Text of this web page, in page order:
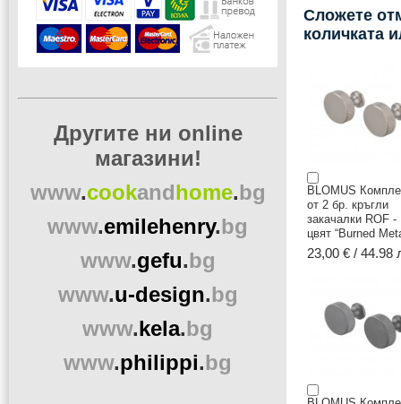
Сложете
количката
BLOMUS
от 2 бр. кръгли
закачалки ROF -
цвят “Burned
23,00 € / 44.98
Другите ни online
магазини!
www.cookandhome.bg
www.emilehenry.bg
www.gefu.bg
www.u-design.bg
www.kela.bg
www.philippi.bg